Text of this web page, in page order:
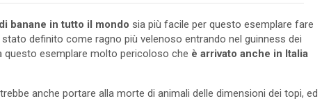
banane in tutto il mondo sia più facile per questo esemplare fare
stato definito come ragno più velenoso entrando nel guinness dei
esemplare molto pericoloso che è arrivato anche in Italia
anche portare alla morte di animali delle dimensioni dei topi, ed